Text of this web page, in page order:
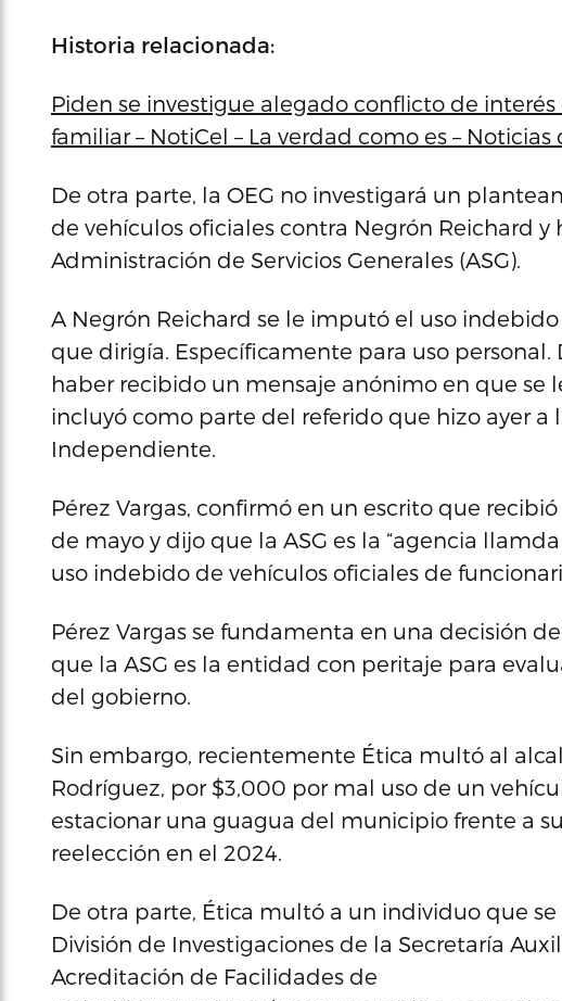
Historia relacionada:
Piden se investigue alegado conflicto de
familiar – NotiCel – La verdad como es – Noticias
De otra parte, la OEG no investigará un
de vehículos oficiales contra Negrón Reichard y
Administración de Servicios Generales (ASG).
A Negrón Reichard se le imputó el uso
que dirigía. Específicamente para uso personal.
haber recibido un mensaje anónimo en que se
incluyó como parte del referido que hizo ayer a
Independiente.
Pérez Vargas, confirmó en un escrito que
de mayo y dijo que la ASG es la “agencia
uso indebido de vehículos oficiales de
Pérez Vargas se fundamenta en una decisión
que la ASG es la entidad con peritaje para
del gobierno.
Sin embargo, recientemente Ética multó al
Rodríguez, por $3,000 por mal uso de un
estacionar una guagua del municipio frente a
reelección en el 2024.
De otra parte, Ética multó a un individuo que
División de Investigaciones de la Secretaría
Acreditación de Facilidades de